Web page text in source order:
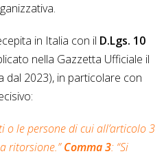
in Italia con il D.Lgs. 10
nella Gazzetta Ufficiale il
dal 2023), in particolare con
o le persone di cui all’articolo 3
ritorsione.”Comma 3: “Si